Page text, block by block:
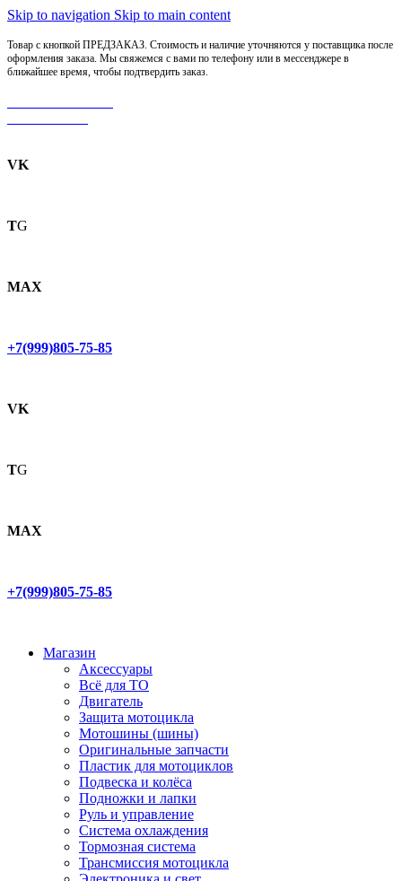
Skip to navigation Skip to main content
Товар с кнопкой ПРЕДЗАКАЗ. Стоимость и наличие уточняются у поставщика после
оформления заказа. Мы свяжемся с вами по телефону или в мессенджере в
ближайшее время, чтобы подтвердить заказ.
VK
TG
MAX
+7(999)805-75-85
VK
TG
MAX
+7(999)805-75-85
Магазин
Аксессуары
Всё для ТО
Двигатель
Защита мотоцикла
Мотошины (шины)
Оригинальные запчасти
Пластик для мотоциклов
Подвеска и колёса
Подножки и лапки
Руль и управление
Система охлаждения
Тормозная система
Трансмиссия мотоцикла